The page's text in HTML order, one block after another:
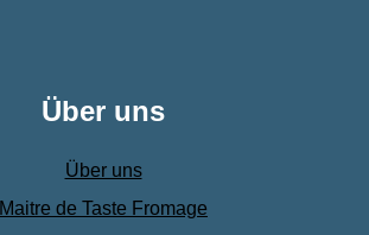
Über uns
Über uns
Maitre de Taste Fromage